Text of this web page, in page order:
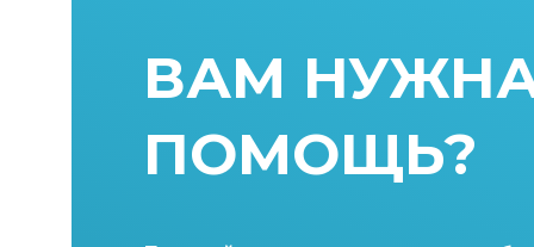
ВАМ
ПОМОЩЬ?